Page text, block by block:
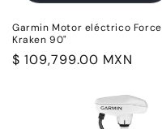
Garmin Motor eléctrico Force
Kraken 90"
Precio
$ 109,799.00 MXN